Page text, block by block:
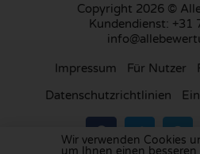
Copyright 2026 ©
Kundendienst: +31
Impressum Für Nutzer
Datenschutzrichtlinien
Wir verwenden Cookies
um Ihnen einen